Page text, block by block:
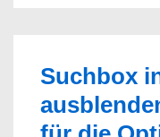
Suchbox